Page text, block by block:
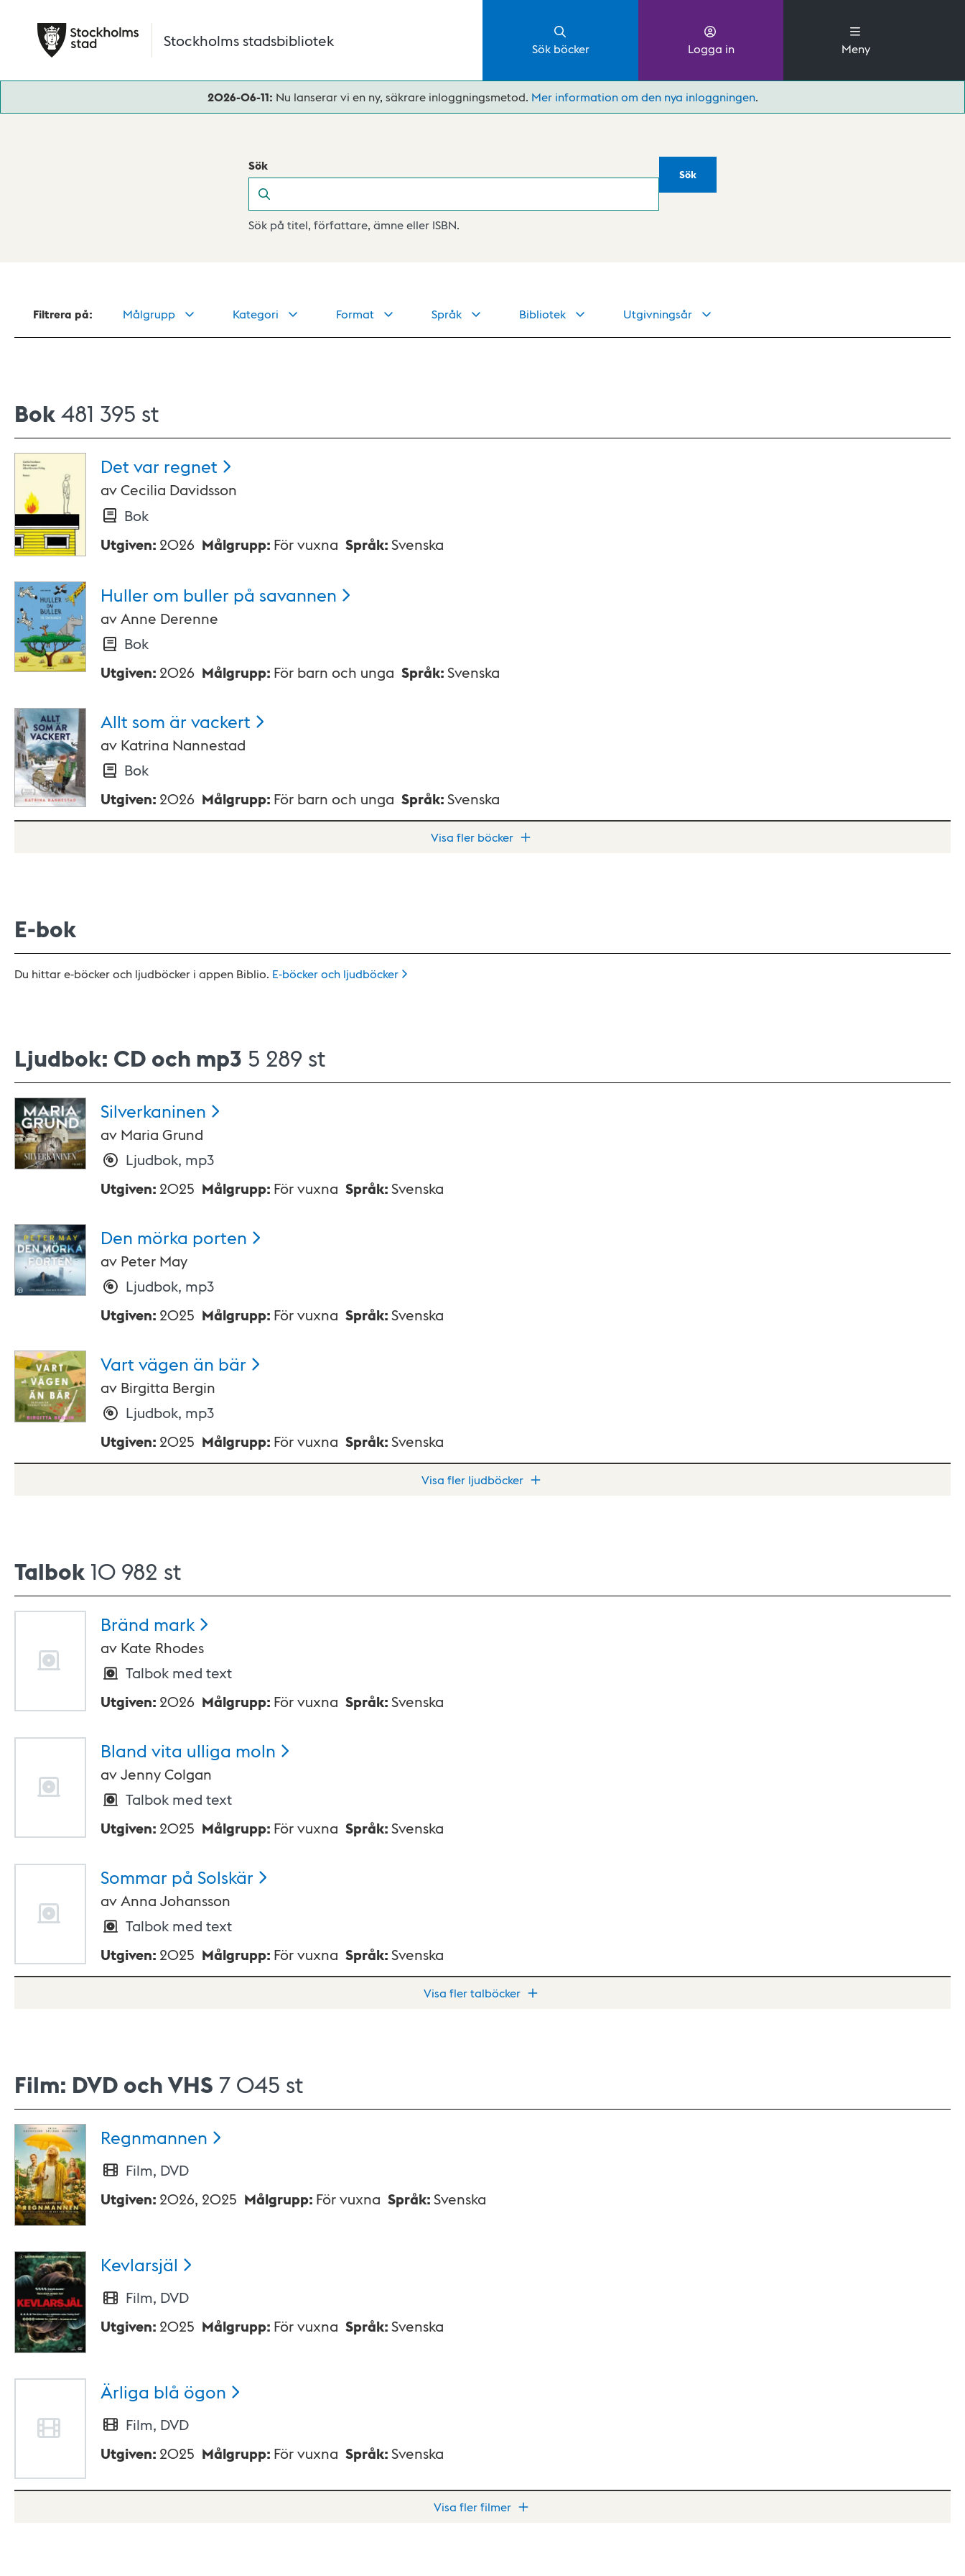
Stockholms stadsbibliotek Sök böcker Logga in Meny
2026-06-11: Nu lanserar vi en ny, säkrare inloggningsmetod. Mer information om den nya inloggningen.
Sök
Sök
Sök på titel, författare, ämne eller ISBN.
Filtrera på: Målgrupp Kategori Format Språk Bibliotek Utgivningsår
Bok481 395 st
Det var regnet
avCecilia Davidsson
Bok
Utgiven: 2026 Målgrupp: För vuxna Språk:Svenska
Huller om buller på savannen
avAnne Derenne
Bok
Utgiven: 2026 Målgrupp: För barn och unga Språk:Svenska
Allt som är vackert
av Katrina Nannestad
Bok
Utgiven: 2026 Målgrupp: För barn och unga Språk:Svenska
Visa fler böcker
E-bok
Du hittar e-böcker och ljudböcker i appen Biblio. E-böcker och ljudböcker
Ljudbok: CD och mp3 5 289 st
Silverkaninen
av Maria Grund
Ljudbok, mp3
Utgiven: 2025 Målgrupp: För vuxna Språk:Svenska
Den mörka porten
av Peter May
Ljudbok, mp3
Utgiven: 2025 Målgrupp: För vuxna Språk:Svenska
Vart vägen än bär
av Birgitta Bergin
Ljudbok, mp3
Utgiven: 2025 Målgrupp: För vuxna Språk:Svenska
Visa fler ljudböcker
Talbok 10 982 st
Bränd mark
av Kate Rhodes
Talbok med text
Utgiven: 2026 Målgrupp: För vuxna Språk:Svenska
Bland vita ulliga moln
avJenny Colgan
Talbok med text
Utgiven: 2025 Målgrupp: För vuxna Språk:Svenska
Sommar på Solskär
avAnna Johansson
Talbok med text
Utgiven: 2025 Målgrupp: För vuxna Språk:Svenska
Visa fler talböcker
Film: DVD och VHS 7 045 st
Regnmannen
Film, DVD
Utgiven: 2026, 2025 Målgrupp: För vuxna Språk:Svenska
Kevlarsjäl
Film, DVD
Utgiven: 2025 Målgrupp: För vuxna Språk:Svenska
Ärliga blå ögon
Film, DVD
Utgiven: 2025 Målgrupp: För vuxna Språk:Svenska
Visa fler filmer